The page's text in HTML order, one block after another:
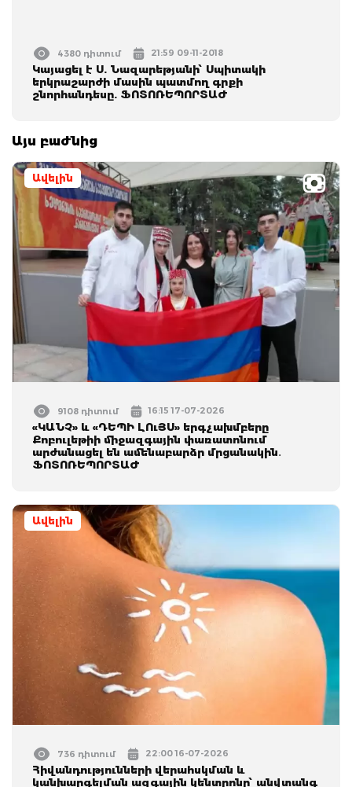
4380 դիտում 21:59 09-11-2018
Կայացել է Ս. Նազարեթյանի՝ Սպիտակի
երկրաշարժի մասին պատմող գրքի
շնորհանդեսը. ՖՈՏՈՌԵՊՈՐՏԱԺ
Այս բաժնից
Ավելին
9108 դիտում 16:15 17-07-2026
«ԿԱՆՉ» և «ԴԵՊԻ ԼՈւՅՍ» երգչախմբերը
Քոբուլեթիի միջազգային փառատոնում
արժանացել են ամենաբարձր մրցանակին․
ՖՈՏՈՌԵՊՈՐՏԱԺ
Ավելին
736 դիտում 22:00 16-07-2026
Հիվանդությունների վերահսկման և
կանխարգելման ազգային կենտրոնը՝ անվտանգ